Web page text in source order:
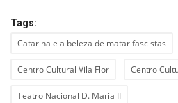
Tags:
Catarina e a beleza de matar fascistas
Centro Cultural Vila Flor Centro
Teatro Nacional D. Maria II